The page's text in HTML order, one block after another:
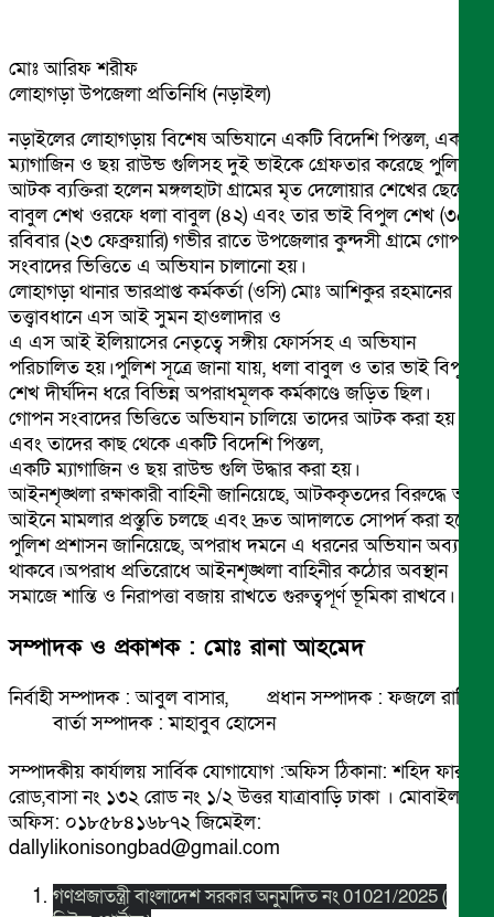
মোঃ আরিফ শরীফ
লোহাগড়া উপজেলা প্রতিনিধি (নড়াইল)
নড়াইলের লোহাগড়ায় বিশেষ অভিযানে একটি বিদেশি পিস্তল, একটি
ম্যাগাজিন ও ছয় রাউন্ড গুলিসহ দুই ভাইকে গ্রেফতার করেছে পুলিশ।
আটক ব্যক্তিরা হলেন মঙ্গলহাটা গ্রামের মৃত দেলোয়ার শেখের ছেলে
বাবুল শেখ ওরফে ধলা বাবুল (৪২) এবং তার ভাই বিপুল শেখ (৩৫)।
রবিবার (২৩ ফেব্রুয়ারি) গভীর রাতে উপজেলার কুন্দসী গ্রামে গোপন
সংবাদের ভিত্তিতে এ অভিযান চালানো হয়।
লোহাগড়া থানার ভারপ্রাপ্ত কর্মকর্তা (ওসি) মোঃ আশিকুর রহমানের
তত্ত্বাবধানে এস আই সুমন হাওলাদার ও
এ এস আই ইলিয়াসের নেতৃত্বে সঙ্গীয় ফোর্সসহ এ অভিযান
পরিচালিত হয়।পুলিশ সূত্রে জানা যায়, ধলা বাবুল ও তার ভাই বিপুল
শেখ দীর্ঘদিন ধরে বিভিন্ন অপরাধমূলক কর্মকাণ্ডে জড়িত ছিল।
গোপন সংবাদের ভিত্তিতে অভিযান চালিয়ে তাদের আটক করা হয়
এবং তাদের কাছ থেকে একটি বিদেশি পিস্তল,
একটি ম্যাগাজিন ও ছয় রাউন্ড গুলি উদ্ধার করা হয়।
আইনশৃঙ্খলা রক্ষাকারী বাহিনী জানিয়েছে, আটককৃতদের বিরুদ্ধে অস্ত্র
আইনে মামলার প্রস্তুতি চলছে এবং দ্রুত আদালতে সোপর্দ করা হবে।
পুলিশ প্রশাসন জানিয়েছে, অপরাধ দমনে এ ধরনের অভিযান অব্যাহত
থাকবে।অপরাধ প্রতিরোধে আইনশৃঙ্খলা বাহিনীর কঠোর অবস্থান
সমাজে শান্তি ও নিরাপত্তা বজায় রাখতে গুরুত্বপূর্ণ ভূমিকা রাখবে।
সম্পাদক ও প্রকাশক : মোঃ রানা আহমেদ
নির্বাহী সম্পাদক : আবুল বাসার, প্রধান সম্পাদক : ফজলে রাব্বি
বার্তা সম্পাদক : মাহাবুব হোসেন
সম্পাদকীয় কার্যালয় সার্বিক যোগাযোগ :অফিস ঠিকানা: শহিদ ফারুক
রোড,বাসা নং ১৩২ রোড নং ১/২ উত্তর যাত্রাবাড়ি ঢাকা । মোবাইল
অফিস: ০১৮৫৮৪১৬৮৭২ জিমেইল:
dallylikonisongbad@gmail.com
গণপ্রজাতন্ত্রী বাংলাদেশ সরকার অনুমদিত নং 01021/2025 (